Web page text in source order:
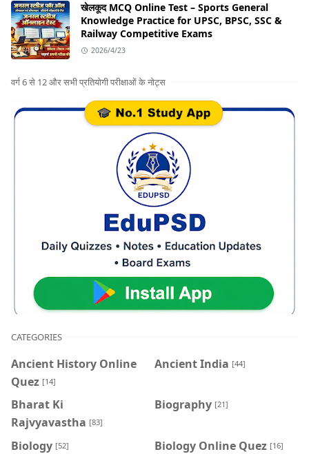
खेलकूद MCQ Online Test – Sports General
Knowledge Practice for UPSC, BPSC, SSC &
Railway Competitive Exams
2026/4/23
वर्ग 6 से 12 और सभी प्रतियोगी परीक्षाओं के नोट्स
CATEGORIES
Ancient History Online
Quez [14]
Ancient India [44]
Bharat Ki
Rajvyavastha [83]
Biography [21]
Biology [52] Biology Online Quez [16]